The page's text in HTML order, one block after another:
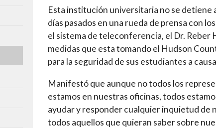
Esta institución universitaria no se detiene
días pasados en una rueda de prensa con
el sistema de teleconferencia, el Dr. Reber
medidas que esta tomando el Hudson
para la seguridad de sus estudiantes a
Manifestó que aunque no todos los
estamos en nuestras oficinas, todos
ayudar y responder cualquier inquietud de
todos aquellos que quieran saber sobre